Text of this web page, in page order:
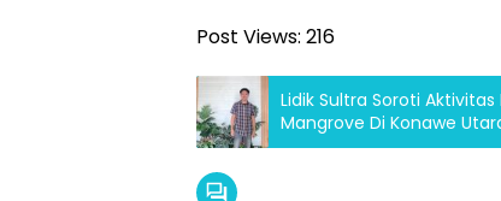
Post Views: 216
Lidik Sultra Soroti
Mangrove Di Konawe